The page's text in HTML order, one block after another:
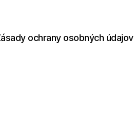
ochrany osobných údajov